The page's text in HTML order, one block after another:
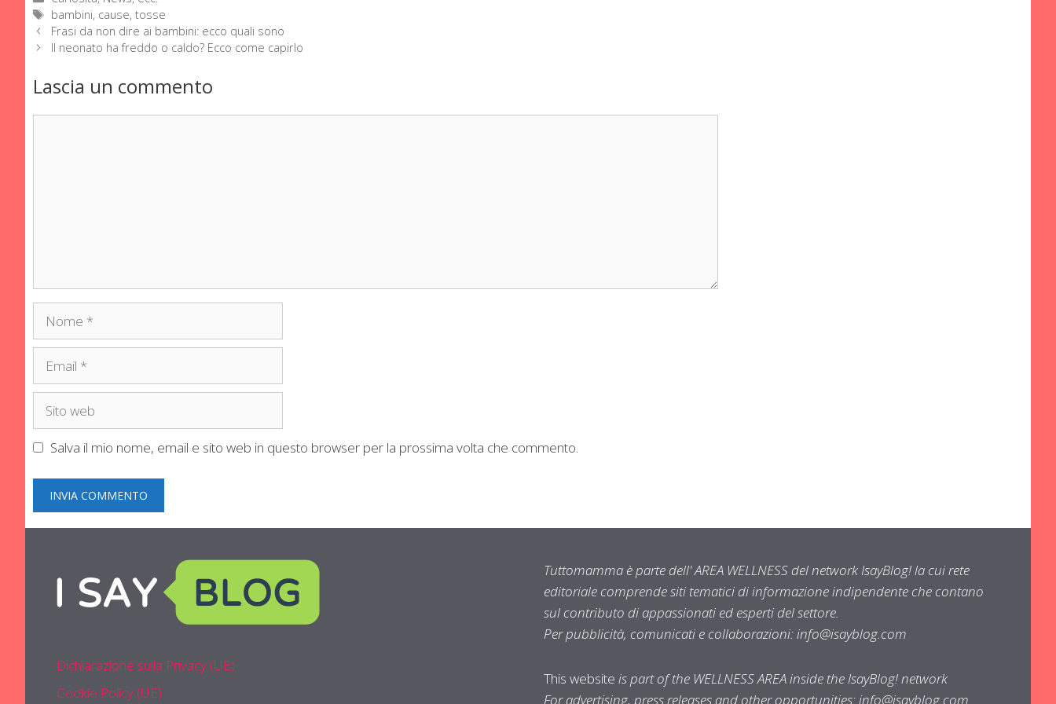
Tag
bambini, cause,tosse
Frasi da non dire ai bambini: ecco quali sono
Il neonato ha freddo o caldo? Ecco come capirlo
Lascia un commento
Nome
Email
Sito
Salva il mio nome, email e sito web in questo browser per la prossima volta che commento.
Dichiarazione sulla Privacy (UE)
Cookie Policy (UE)
Tuttomamma è parte dell' AREA WELLNESS del network IsayBlog! la cui rete
editoriale comprende siti tematici di informazione indipendente che contano
sul contributo di appassionati ed esperti del settore.
Per pubblicità, comunicati e collaborazioni:info@isayblog.com
This website is part of the WELLNESS AREA inside the IsayBlog! network
For advertising, press releases and other opportunities:info@isayblog.com